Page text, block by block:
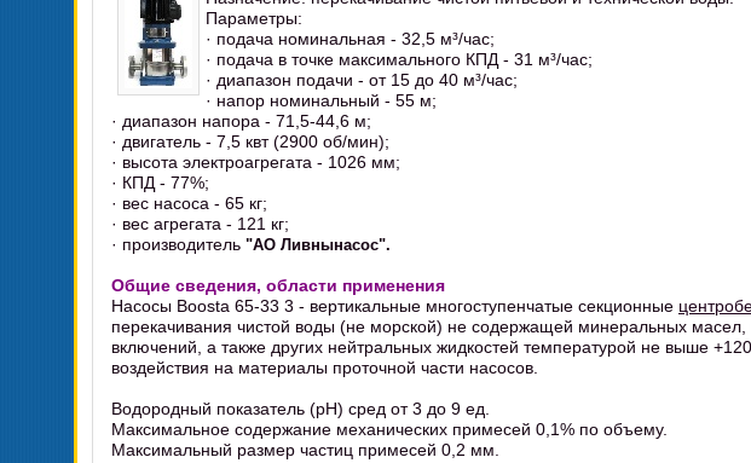
Параметры:
· подача номинальная - 32,5 м³/час;
· подача в точке максимального КПД - 31 м³/час;
· диапазон подачи - от 15 до 40 м³/час;
· напор номинальный - 55 м;
· диапазон напора - 71,5-44,6 м;
· двигатель - 7,5 квт (2900 об/мин);
· высота электроагрегата - 1026 мм;
· КПД - 77%;
· вес насоса - 65 кг;
· вес агрегата - 121 кг;
· производитель "АО Ливнынасос".
Общие сведения, области применения
Насосы Boosta 65-33 3 - вертикальные многоступенчатые секционные
перекачивания чистой воды (не морской) не содержащей минеральных масел,
включений, а также других нейтральных жидкостей температурой не выше
воздействия на материалы проточной части насосов.
Водородный показатель (pH) сред от 3 до 9 ед.
Максимальное содержание механических примесей 0,1% по объему.
Максимальный размер частиц примесей 0,2 мм.